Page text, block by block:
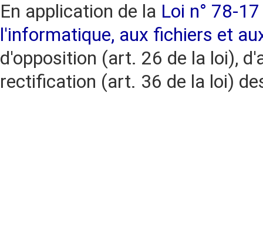
En application de la Loi n° 78-
l'informatique, aux fichiers et
d'opposition (art. 26 de la loi),
rectification (art. 36 de la loi)